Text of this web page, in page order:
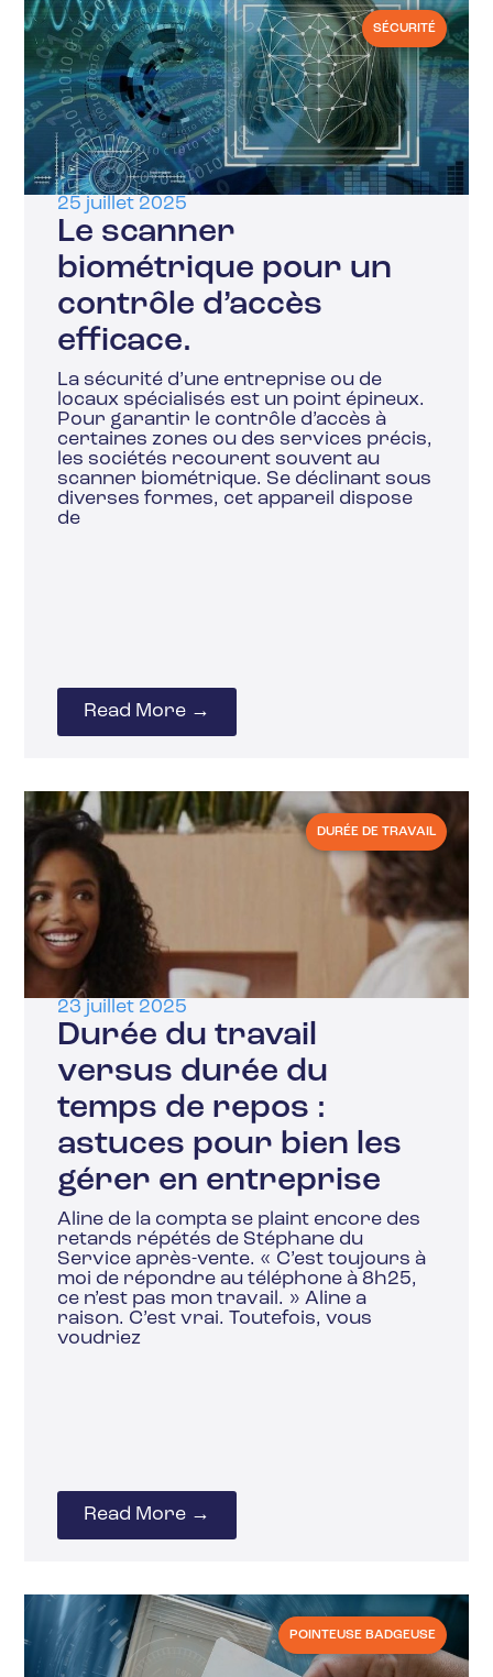
SÉCURITÉ
25 juillet 2025
Le scanner
biométrique pour un
contrôle d’accès
efficace.
La sécurité d’une entreprise ou de
locaux spécialisés est un point épineux.
Pour garantir le contrôle d’accès à
certaines zones ou des services précis,
les sociétés recourent souvent au
scanner biométrique. Se déclinant sous
diverses formes, cet appareil dispose
de
Read More →
DURÉE DE TRAVAIL
23 juillet 2025
Durée du travail
versus durée du
temps de repos :
astuces pour bien les
gérer en entreprise
Aline de la compta se plaint encore des
retards répétés de Stéphane du
Service après-vente. « C’est toujours à
moi de répondre au téléphone à 8h25,
ce n’est pas mon travail. » Aline a
raison. C’est vrai. Toutefois, vous
voudriez
Read More →
POINTEUSE BADGEUSE